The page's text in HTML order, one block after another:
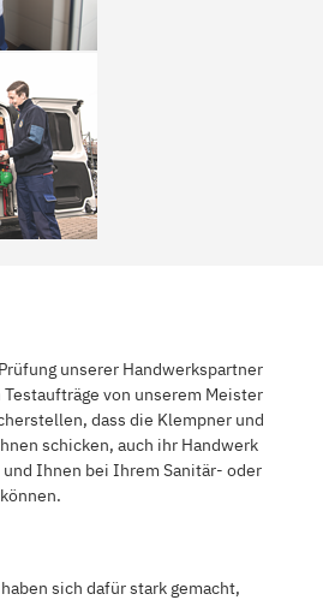
unserer Handwerkspartner
von unserem Meister
dass die Klempner und
schicken, auch ihr Handwerk
Ihnen bei Ihrem Sanitär- oder
sich dafür stark gemacht,